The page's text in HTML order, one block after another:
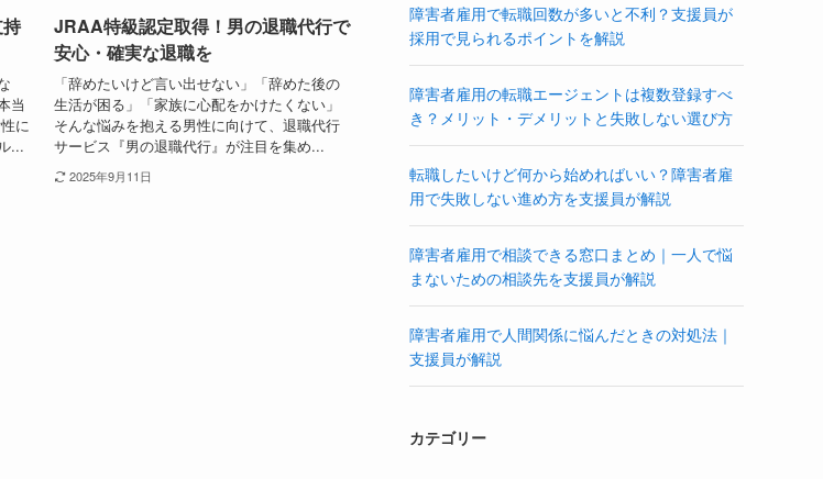
当
に
...
JRAA特級認定取得！男の退職代行で
安心・確実な退職を
「辞めたいけど言い出せない」「辞めた後の
生活が困る」「家族に心配をかけたくない」
そんな悩みを抱える男性に向けて、退職代行
サービス『男の退職代行』が注目を集め...
2025年9月11日
障害者雇用で転職回数が多いと不利？支援員が
採用で見られるポイントを解説
障害者雇用の転職エージェントは複数登録すべ
き？メリット・デメリットと失敗しない選び方
転職したいけど何から始めればいい？障害者雇
用で失敗しない進め方を支援員が解説
障害者雇用で相談できる窓口まとめ｜一人で悩
まないための相談先を支援員が解説
障害者雇用で人間関係に悩んだときの対処法｜
支援員が解説
カテゴリー